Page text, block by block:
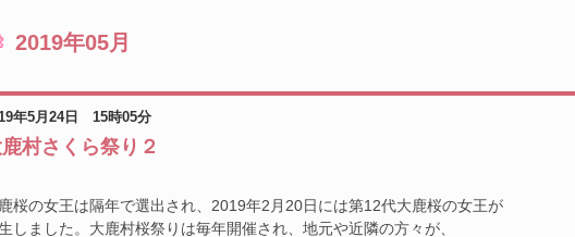
2019年05月
年5月24日 15時05分
村さくら祭り２
桜の女王は隔年で選出され、2019年2月20日には第12代大鹿桜の女王が
しました。大鹿村桜祭りは毎年開催され、地元や近隣の方々が、